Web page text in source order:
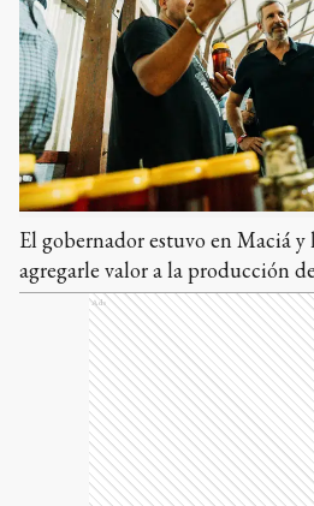
El gobernador estuvo en Maciá
agregarle valor a la producción
Ads